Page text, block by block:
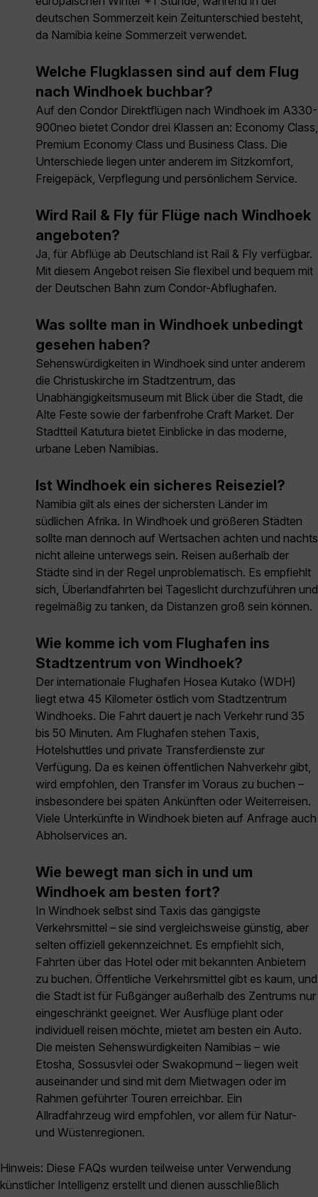
deutschen Sommerzeit kein Zeitunterschied besteht,
da Namibia keine Sommerzeit verwendet.
Welche Flugklassen sind auf dem Flug
nach Windhoek buchbar?
Auf den Condor Direktflügen nach Windhoek im A330-
900neo bietet Condor drei Klassen an: Economy Class,
Premium Economy Class und Business Class. Die
Unterschiede liegen unter anderem im Sitzkomfort,
Freigepäck, Verpflegung und persönlichem Service.
Wird Rail & Fly für Flüge nach Windhoek
angeboten?
Ja, für Abflüge ab Deutschland ist Rail & Fly verfügbar.
Mit diesem Angebot reisen Sie flexibel und bequem mit
der Deutschen Bahn zum Condor-Abflughafen.
Was sollte man in Windhoek unbedingt
gesehen haben?
Sehenswürdigkeiten in Windhoek sind unter anderem
die Christuskirche im Stadtzentrum, das
Unabhängigkeitsmuseum mit Blick über die Stadt, die
Alte Feste sowie der farbenfrohe Craft Market. Der
Stadtteil Katutura bietet Einblicke in das moderne,
urbane Leben Namibias.
Ist Windhoek ein sicheres Reiseziel?
Namibia gilt als eines der sichersten Länder im
südlichen Afrika. In Windhoek und größeren Städten
sollte man dennoch auf Wertsachen achten und nachts
nicht alleine unterwegs sein. Reisen außerhalb der
Städte sind in der Regel unproblematisch. Es empfiehlt
sich, Überlandfahrten bei Tageslicht durchzuführen und
regelmäßig zu tanken, da Distanzen groß sein können.
Wie komme ich vom Flughafen ins
Stadtzentrum von Windhoek?
Der internationale Flughafen Hosea Kutako (WDH)
liegt etwa 45 Kilometer östlich vom Stadtzentrum
Windhoeks. Die Fahrt dauert je nach Verkehr rund 35
bis 50 Minuten. Am Flughafen stehen Taxis,
Hotelshuttles und private Transferdienste zur
Verfügung. Da es keinen öffentlichen Nahverkehr gibt,
wird empfohlen, den Transfer im Voraus zu buchen –
insbesondere bei späten Ankünften oder Weiterreisen.
Viele Unterkünfte in Windhoek bieten auf Anfrage auch
Abholservices an.
Wie bewegt man sich in und um
Windhoek am besten fort?
In Windhoek selbst sind Taxis das gängigste
Verkehrsmittel – sie sind vergleichsweise günstig, aber
selten offiziell gekennzeichnet. Es empfiehlt sich,
Fahrten über das Hotel oder mit bekannten Anbietern
zu buchen. Öffentliche Verkehrsmittel gibt es kaum, und
die Stadt ist für Fußgänger außerhalb des Zentrums nur
eingeschränkt geeignet. Wer Ausflüge plant oder
individuell reisen möchte, mietet am besten ein Auto.
Die meisten Sehenswürdigkeiten Namibias – wie
Etosha, Sossusvlei oder Swakopmund – liegen weit
auseinander und sind mit dem Mietwagen oder im
Rahmen geführter Touren erreichbar. Ein
Allradfahrzeug wird empfohlen, vor allem für Natur-
und Wüstenregionen.
Hinweis: Diese FAQs wurden teilweise unter Verwendung
künstlicher Intelligenz erstellt und dienen ausschließlich